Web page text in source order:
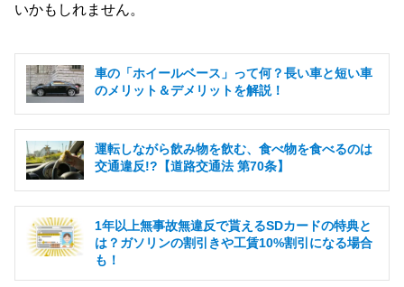
いかもしれません。
車の「ホイールベース」って何？長い車と短い車
のメリット＆デメリットを解説！
運転しながら飲み物を飲む、食べ物を食べるのは
交通違反!?【道路交通法 第70条】
1年以上無事故無違反で貰えるSDカードの特典と
は？ガソリンの割引きや工賃10%割引になる場合
も！